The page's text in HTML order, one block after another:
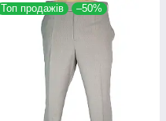
Топ продажів –50%